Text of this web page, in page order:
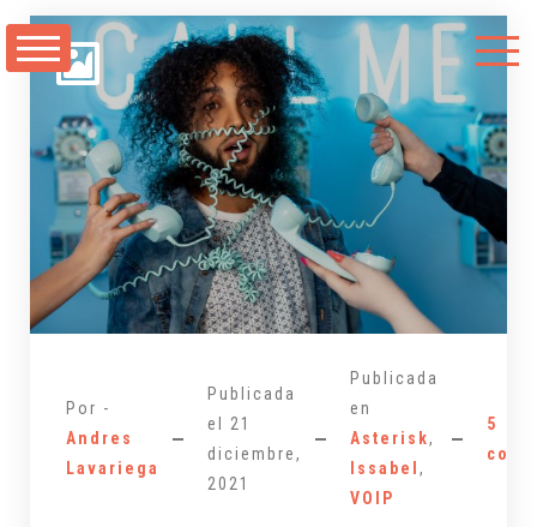
Saltarse
contenido
Por -
Andres
Lavariega
Publicada
el 21
diciembre,
2021
Publicada
en
Asterisk,
Issabel ,
VOIP
5